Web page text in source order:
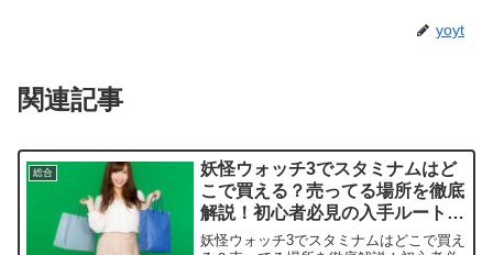
yoyt
関連記事
総合
妖怪ウォッチ3でスタミナムはど
こで買える？売ってる場所を徹底
解説！初心者必見の入手ルートま
とめ
妖怪ウォッチ3でスタミナムはどこで買え